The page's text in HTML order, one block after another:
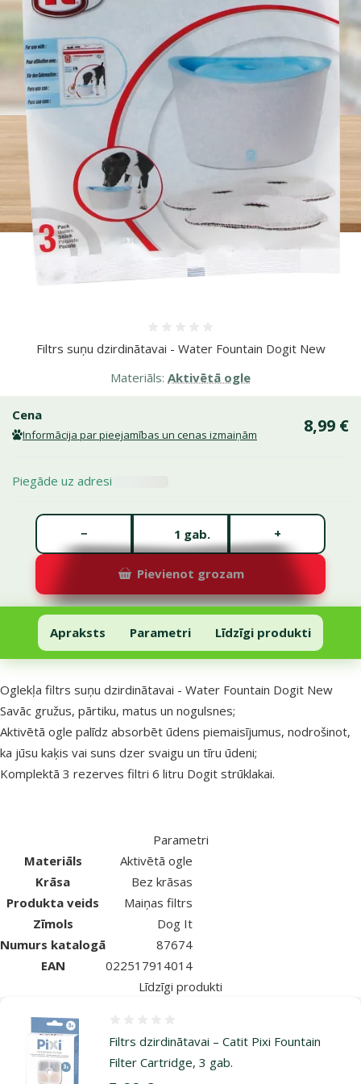
Filtrs suņu dzirdinātavai - Water Fountain Dogit New
Materiāls: Aktivētā ogle
Cena
Informācija par pieejamības un cenas izmaiņām 8,99 €
Piegāde uz adresi
gab.
− +
Pievienot grozam
Filtrs suņu dzirdinātavai - Water Fountain Dogit New
Pievienot grozam
Apraksts Parametri Līdzīgi produkti
Uz lapas sākumu
superzoo.product.detail.content
Oglekļa filtrs suņu dzirdinātavai - Water Fountain Dogit New
Savāc gružus, pārtiku, matus un nogulsnes;
Aktivētā ogle palīdz absorbēt ūdens piemaisījumus, nodrošinot,
ka jūsu kaķis vai suns dzer svaigu un tīru ūdeni;
Komplektā 3 rezerves filtri 6 litru Dogit strūklakai.
Parametri
Materiāls
Aktivētā ogle
Krāsa
Bez krāsas
Produkta veids
Maiņas filtrs
Zīmols
Dog It
Numurs katalogā
87674
EAN
022517914014
Līdzīgi produkti
Filtrs dzirdinātavai – Catit Pixi Fountain
Filter Cartridge, 3 gab.